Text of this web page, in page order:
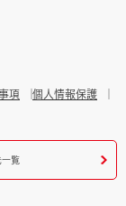
項
個人情報保護
一覧